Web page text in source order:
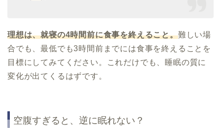
理想は、就寝の4時間前に食事を終えること。難しい場
合でも、最低でも3時間前までには食事を終えることを
目標にしてみてください。これだけでも、睡眠の質に
変化が出てくるはずです。
空腹すぎると、逆に眠れない？